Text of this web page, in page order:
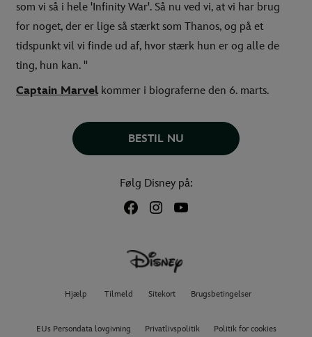
som vi så i hele 'Infinity War'. Så nu ved vi, at vi har brug
for noget, der er lige så stærkt som Thanos, og på et
tidspunkt vil vi finde ud af, hvor stærk hun er og alle de
ting, hun kan. "
Captain Marvelkommer i biograferne den 6. marts.
BESTIL NU
Følg Disney på:
Hjælp Tilmeld Sitekort Brugsbetingelser
EUs Persondata lovgivning Privatlivspolitik Politik for cookies